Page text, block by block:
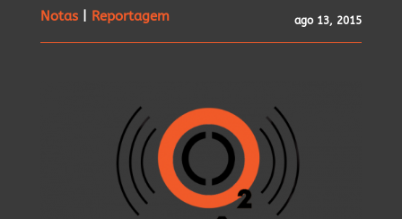
Notas| Reportagem ago 13, 2015